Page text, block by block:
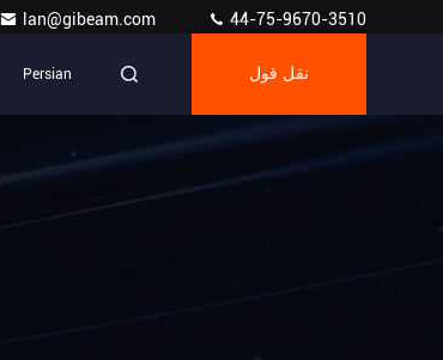
lan@gibeam.com 44-75-9670-3510
Persian نقل قول